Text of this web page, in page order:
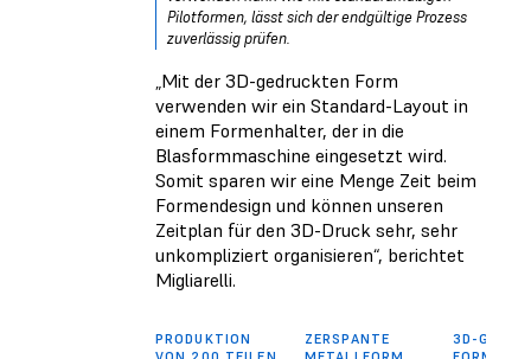
Pilotformen, lässt sich der endgültige Prozess
zuverlässig prüfen.
„Mit der 3D-gedruckten Form
verwenden wir ein Standard-Layout in
einem Formenhalter, der in die
Blasformmaschine eingesetzt wird.
Somit sparen wir eine Menge Zeit beim
Formendesign und können unseren
Zeitplan für den 3D-Druck sehr, sehr
unkompliziert organisieren“, berichtet
Migliarelli.
PRODUKTION
ZERSPANTE
3D-